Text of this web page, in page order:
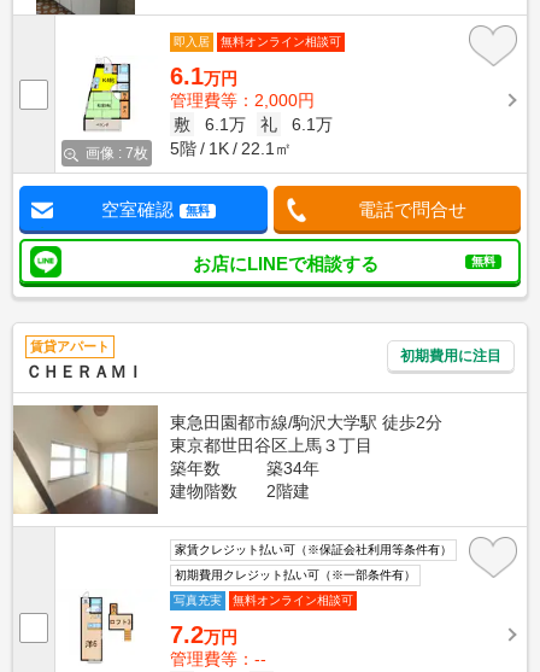
画像 : 7枚
即入居 無料オンライン相談可
6.1万円
管理費等：2,000円
敷
6.1万 礼
6.1万
5階
1K 22.1㎡
空室確認 無料 電話で問合せ
お店にLINEで相談する 無料
賃貸アパート
ＣＨＥＲＡＭＩ
初期費用に注目
東急田園都市線/駒沢大学駅 徒歩2分
東京都世田谷区上馬３丁目
築年数
築34年
建物階数
2階建
家賃クレジット払い可（※保証会社利用等条件有）
初期費用クレジット払い可（※一部条件有）
写真充実
無料オンライン相談可
7.2万円
管理費等：--